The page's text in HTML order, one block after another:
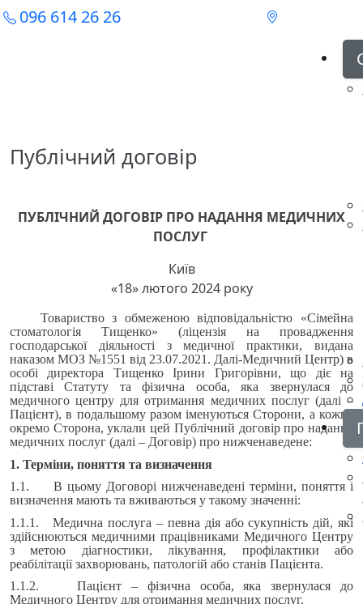
096 614 26 26
Публічний договір
ПУБЛІЧНИЙ ДОГОВІР ПРО НАДАННЯ МЕДИЧНИХ
ПОСЛУГ
Київ
«18» лютого 2024 року
Товариство з обмеженою відповідальністю «Сімейна
стоматологія Тищенко» (ліцензія на провадження
господарської діяльності з медичної практики, видана
наказом МОЗ №1551 від 23.07.2021. Далі-Медичний Центр) в
особі директора Тищенко Ірини Григорівни, що діє на
підставі Статуту та фізична особа, яка звернулася до
медичного центру для отримання медичних послуг (далі –
Пацієнт), в подальшому разом іменуються Сторони, а кожна
окремо Сторона, уклали цей Публічний договір про надання
медичних послуг (далі – Договір) про нижченаведене:
1. Терміни, поняття та визначення
1.1. В цьому Договорі нижченаведені терміни, поняття і
визначення мають та вживаються у такому значенні:
1.1.1. Медична послуга – певна дія або сукупність дій, які
здійснюються медичними працівниками Медичного Центру
з метою діагностики, лікування, профілактики або
реабілітації захворювань, патологій або станів Пацієнта.
1.1.2. Пацієнт – фізична особа, яка звернулася до
Медичного Центру для отримання медичних послуг.